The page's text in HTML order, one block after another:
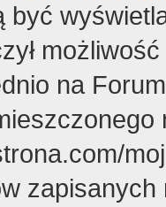
być
na